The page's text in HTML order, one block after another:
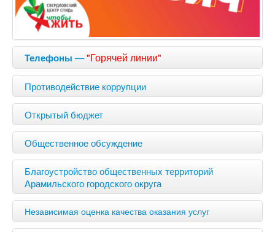
Телефоны —"Горячей линии"
Противодействие коррупции
Открытый бюджет
Общественное обсуждение
Благоустройство общественных территорий
Арамильского городского округа
Независимая оценка качества оказания услуг